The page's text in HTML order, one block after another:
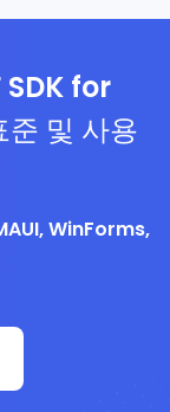
SDK for
준 및 사용
WinForms,